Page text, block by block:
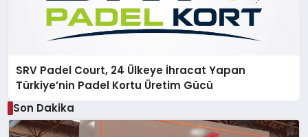
SRV Padel Court, 24 Ülkeye İhracat Yapan
Türkiye’nin Padel Kortu Üretim Gücü
Son Dakika